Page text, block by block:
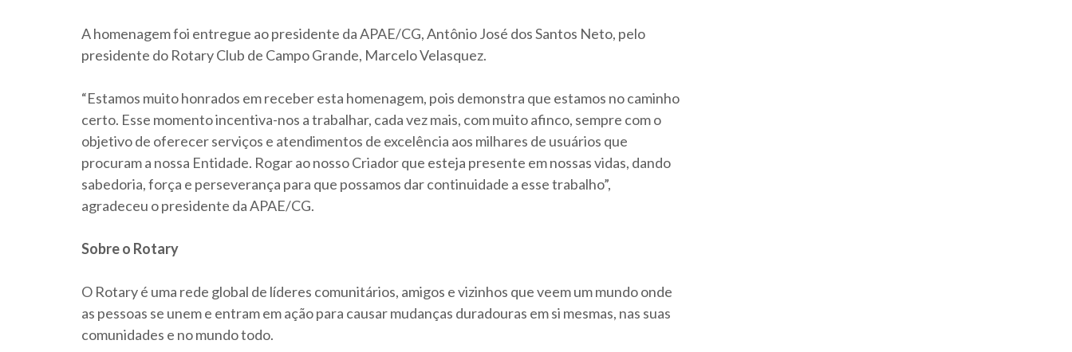
A homenagem foi entregue ao presidente da APAE/CG, Antônio José dos Santos Neto, pelo
presidente do Rotary Club de Campo Grande, Marcelo Velasquez.
“Estamos muito honrados em receber esta homenagem, pois demonstra que estamos no caminho
certo. Esse momento incentiva-nos a trabalhar, cada vez mais, com muito afinco, sempre com o
objetivo de oferecer serviços e atendimentos de excelência aos milhares de usuários que
procuram a nossa Entidade. Rogar ao nosso Criador que esteja presente em nossas vidas, dando
sabedoria, força e perseverança para que possamos dar continuidade a esse trabalho”,
agradeceu o presidente da APAE/CG.
Sobre o Rotary
O Rotary é uma rede global de líderes comunitários, amigos e vizinhos que veem um mundo onde
as pessoas se unem e entram em ação para causar mudanças duradouras em si mesmas, nas suas
comunidades e no mundo todo.